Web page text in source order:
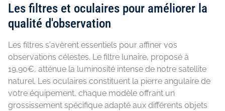
Les filtres et oculaires pour améliorer la
qualité d'observation
Les filtres s'avèrent essentiels pour affiner vos
observations célestes. Le filtre lunaire, proposé à
19,90€, atténue la luminosité intense de notre satellite
naturel. Les oculaires constituent la pierre angulaire de
votre équipement, chaque modèle offrant un
grossissement spécifique adapté aux différents objets